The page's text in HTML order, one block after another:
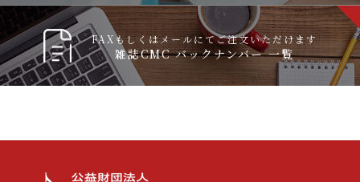
FAXもしくはメールにてご注文いただけます
雑誌CMC バックナンバー 一覧